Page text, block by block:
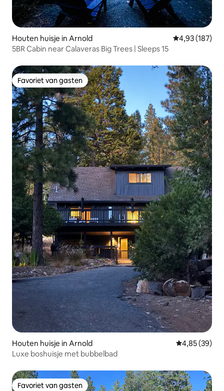
Houten huisje in Arnold Gemiddelde
4,93 (187)
5BR Cabin near Calaveras Big Trees | Sleeps 15
Favoriet van gasten
Favoriet van gasten
Houten huisje in Arnold Gemiddelde
4,85 (39)
Luxe boshuisje met bubbelbad
Favoriet van gasten